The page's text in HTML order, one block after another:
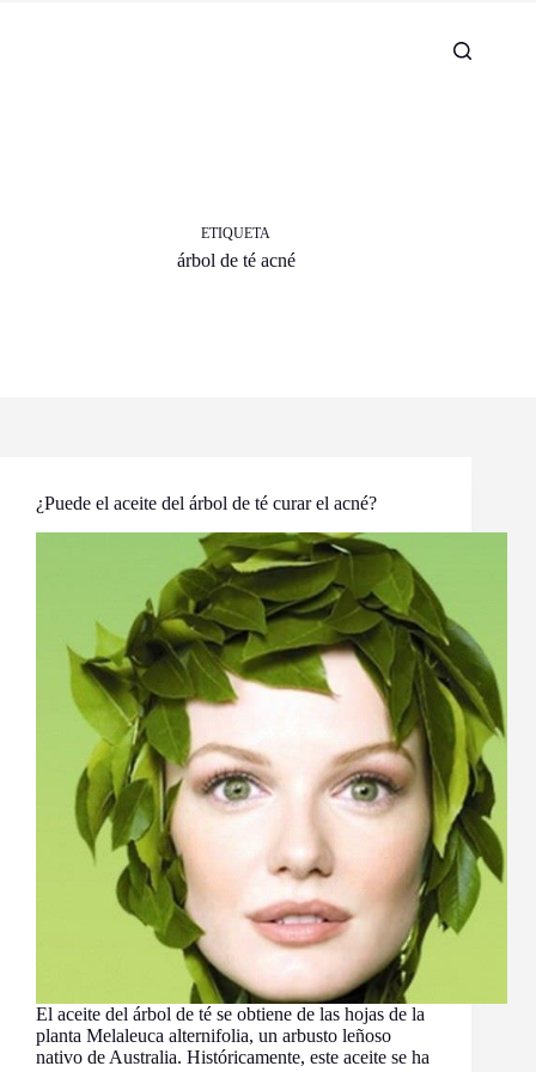
ETIQUETA
árbol de té acné
¿Puede el aceite del árbol de té curar el acné?
El aceite del árbol de té se obtiene de las hojas de la
planta Melaleuca alternifolia, un arbusto leñoso
nativo de Australia. Históricamente, este aceite se ha